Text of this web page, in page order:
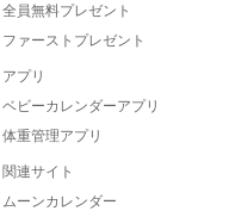
全員無料プレゼント
ファーストプレゼント
アプリ
ベビーカレンダーアプリ
体重管理アプリ
関連サイト
ムーンカレンダー